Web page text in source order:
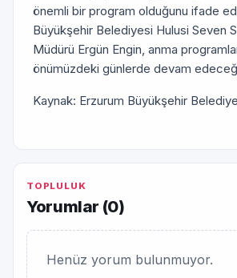
önemli bir program olduğunu ifade
Büyükşehir Belediyesi Hulusi Seven
Müdürü Ergün Engin, anma
önümüzdeki günlerde devam
Kaynak: Erzurum Büyükşehir
TOPLULUK
Yorumlar (0)
Henüz yorum bulunmuyor.